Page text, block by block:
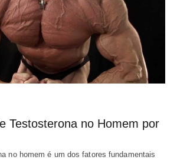
Testosterona no Homem por
no homem é um dos fatores fundamentais